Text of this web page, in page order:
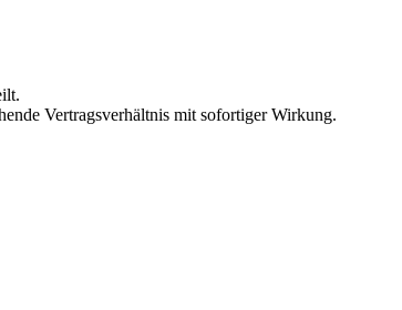
Vertragsverhältnis mit sofortiger Wirkung.